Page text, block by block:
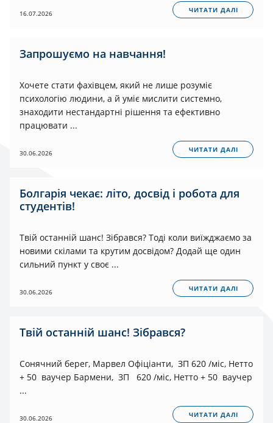
16.07.2026 ЧИТАТИ ДАЛІ
Запрошуємо на навчання!
Хочете стати фахівцем, який не лише розуміє
психологію людини, а й уміє мислити системно,
знаходити нестандартні рішення та ефективно
працювати ...
30.06.2026 ЧИТАТИ ДАЛІ
Болгарія чекає: літо, досвід і робота для
студентів!
Твій останній шанс! Зібрався? Тоді коли виїжджаємо за
новими скілами та крутим досвідом? Додай ще один
сильний пункт у своє ...
30.06.2026 ЧИТАТИ ДАЛІ
Твій останній шанс! Зібрався?
Сонячний берег, Марвел Офіціанти, ЗП 620 /міс, Нетто
+ 50 ваучер Бармени, ЗП 620 /міс, Нетто + 50 ваучер
...
30.06.2026 ЧИТАТИ ДАЛІ